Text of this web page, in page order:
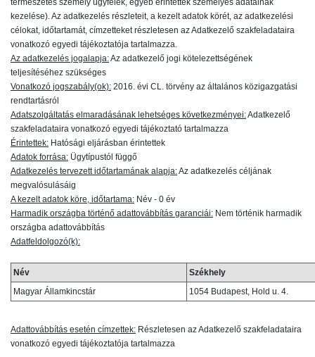
természetes személy ügyfelek, egyéb érintettek személyes adatainak
kezelése). Az adatkezelés részleteit, a kezelt adatok körét, az adatkezelési
célokat, időtartamát, címzetteket részletesen az Adatkezelő szakfeladataira
vonatkozó egyedi tájékoztatója tartalmazza.
Az adatkezelés jogalapja:Az adatkezelő jogi kötelezettségének
teljesítéséhez szükséges
Vonatkozó jogszabály(ok): 2016. évi CL. törvény az általános közigazgatási
rendtartásról
Adatszolgáltatás elmaradásának lehetséges következményei:Adatkezelő
szakfeladataira vonatkozó egyedi tájékoztató tartalmazza
Érintettek: Hatósági eljárásban érintettek
Adatok forrása: Ügytípustól függő
Adatkezelés tervezett időtartamának alapja:Az adatkezelés céljának
megvalósulásáig
A kezelt adatok köre, időtartama: Név - 0 év
Harmadik országba történő adattovábbítás garanciái: Nem történik harmadik
országba adattovábbítás
Adatfeldolgozó(k):
Név
Székhely
Magyar Államkincstár
1054 Budapest, Hold u. 4.
Adattovábbítás esetén címzettek: Részletesen az Adatkezelő szakfeladataira
vonatkozó egyedi tájékoztatója tartalmazza